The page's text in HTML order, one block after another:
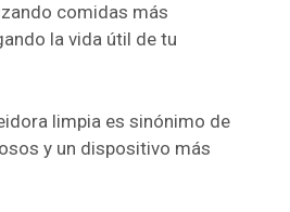
comidas más
la vida útil de tu
limpia es sinónimo de
y un dispositivo más